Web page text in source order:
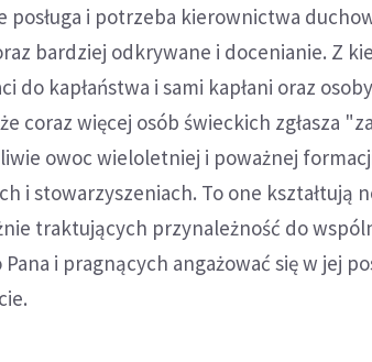
posługa i potrzeba kierownictwa
bardziej odkrywane i docenianie. Z
do kapłaństwa i sami kapłani oraz
coraz więcej osób świeckich zgłasza
owoc wieloletniej i poważnej
i stowarzyszeniach. To one kształtują
traktujących przynależność do
i pragnących angażować się w jej